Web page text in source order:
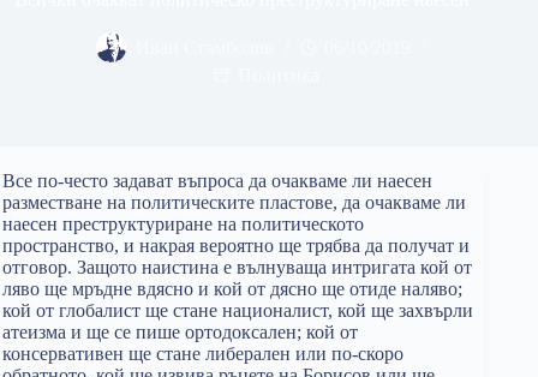
Все по-често задават въпроса да очакваме ли наесен
разместване на политическите пластове, да очакваме ли
наесен преструктуриране на политическото
пространство, и накрая вероятно ще трябва да получат и
отговор. Защото наистина е вълнуваща интригата кой от
ляво ще мръдне вдясно и кой от дясно ще отиде наляво;
кой от глобалист ще стане националист, кой ще захвърли
атеизма и ще се пише ортодоксален; кой от
консервативен ще стане либерален или по-скоро